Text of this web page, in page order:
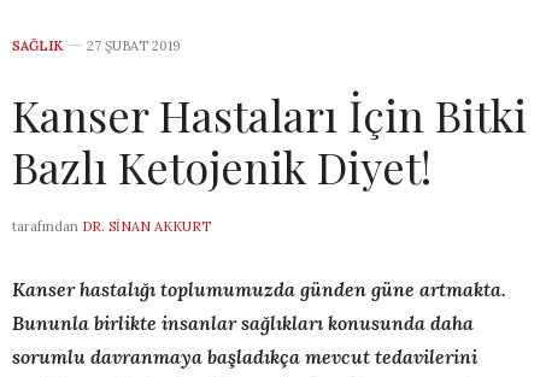
SAĞLIK 27 ŞUBAT 2019
Kanser Hastaları İçin Bitki
Bazlı Ketojenik Diyet!
tarafından DR. SINAN AKKURT
Kanser hastalığı toplumumuzda günden güne artmakta.
Bununla birlikte insanlar sağlıkları konusunda daha
sorumlu davranmaya başladıkça mevcut tedavilerini